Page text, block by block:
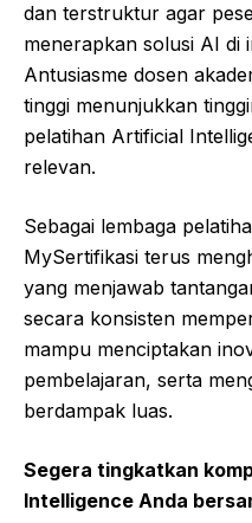
dan terstruktur agar
menerapkan solusi AI di
Antusiasme dosen
tinggi menunjukkan
pelatihan Artificial
relevan.
Sebagai lembaga
MySertifikasi terus
yang menjawab
secara konsisten
mampu menciptakan
pembelajaran, serta
berdampak luas.
Segera tingkatkan
Intelligence Anda